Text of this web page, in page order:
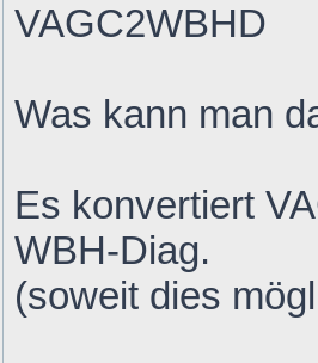
VAGC2WBHD
Was kann man
Es konvertiert
WBH-Diag.
(soweit dies